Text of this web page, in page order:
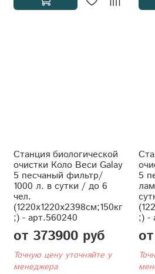
Станция биологической
очистки Коло Веси Galay
5 песчаный фильтр/
1000 л. в сутки / до 6
чел.
(1220x1220x2398см;150кг
;) - арт.560240
от 373900 руб
Точную цену уточняйте у
менеджера
5
;) -